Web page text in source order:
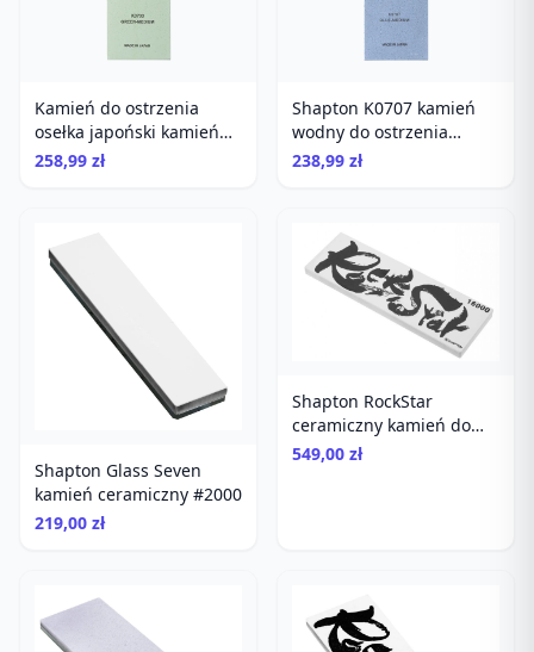
Kamień do ostrzenia
osełka japoński kamień
wodny gradacja 2000
258,99 zł
Shapton K0707 kamień
wodny do ostrzenia
gradacja 1500
238,99 zł
Shapton Glass Seven
kamień ceramiczny #2000
219,00 zł
Shapton RockStar
ceramiczny kamień do
ostrzenia 16000
549,00 zł